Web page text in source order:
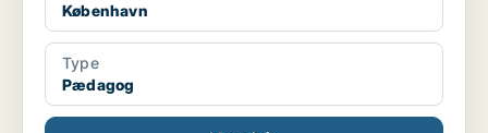
København
Type
Pædagog